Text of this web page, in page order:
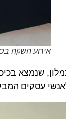
אירוע השקה
עסקים